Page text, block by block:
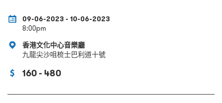
09-06-2023 - 10-06-2023
8:00pm
香港文化中心音樂廳
九龍尖沙咀梳士巴利道十號
160 - 480